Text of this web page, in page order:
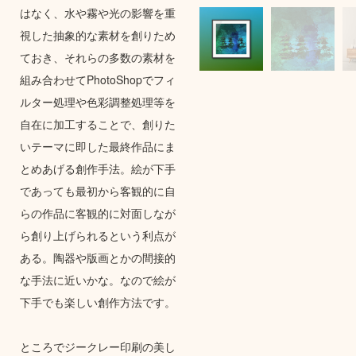
はなく、水や霧や光の影響を重
視した抽象的な素材を創りため
ておき、それらの多数の素材を
組み合わせてPhotoShopでフィ
ルター処理や色彩調整処理等を
自在に加工することで、創りた
いテーマに即した最終作品にま
とめあげる創作手法。絵が下手
であっても最初から客観的に自
らの作品に客観的に対面しなが
ら創り上げられるという利点が
ある。陶器や版画とかの間接的
な手法に近いかな。なので絵が
下手でも楽しい創作方法です。
ところでジークレー印刷の美し